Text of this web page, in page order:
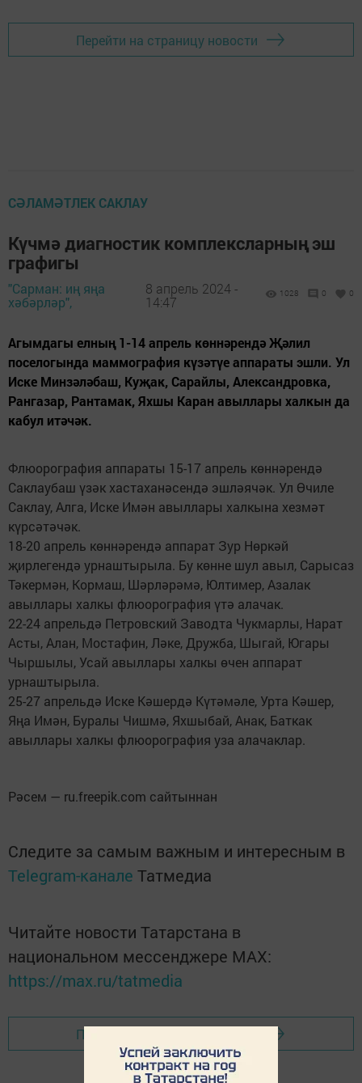
Перейти на страницу новости
СӘЛАМӘТЛЕК САКЛАУ
Күчмә диагностик комплексларның эш
графигы
"Сарман: иң яңа
хәбәрләр",
8 апрель 2024 -
14:47
1028 0 0
Агымдагы елның 1-14 апрель көннәрендә Җәлил
поселогында маммография күзәтүе аппараты эшли. Ул
Иске Минзәләбаш, Куҗак, Сарайлы, Александровка,
Рангазар, Рантамак, Яхшы Каран авыллары халкын да
кабул итәчәк.
Флюорография аппараты 15-17 апрель көннәрендә
Саклаубаш үзәк хастаханәсендә эшләячәк. Ул Өчиле
Саклау, Алга, Иске Имән авыллары халкына хезмәт
күрсәтәчәк.
18-20 апрель көннәрендә аппарат Зур Нөркәй
җирлегендә урнаштырыла. Бу көнне шул авыл, Сарысаз
Тәкермән, Кормаш, Шәрләрәмә, Юлтимер, Азалак
авыллары халкы флюорография үтә алачак.
22-24 апрельдә Петровский Заводта Чукмарлы, Нарат
Асты, Алан, Мостафин, Ләке, Дружба, Шыгай, Югары
Чыршылы, Усай авыллары халкы өчен аппарат
урнаштырыла.
25-27 апрельдә Иске Кәшердә Күтәмәле, Урта Кәшер,
Яңа Имән, Буралы Чишмә, Яхшыбай, Анак, Баткак
авыллары халкы флюорография уза алачаклар.
Рәсем — ru.freepik.com сайтыннан
Следите за самым важным и интересным в
Telegram-канале Татмедиа
Читайте новости Татарстана в
национальном мессенджере MАХ:
https://max.ru/tatmedia
Перейти на страницу новости